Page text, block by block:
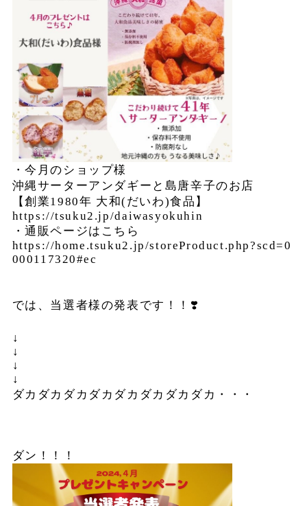
・今月のショップ様
沖縄サーターアンダギーと島唐辛子のお店
【創業1980年 大和(だいわ)食品】
https://tsuku2.jp/daiwasyokuhin
・通販ページはこちら
https://home.tsuku2.jp/storeProduct.php?scd=0
000117320#ec
では、当選者様の発表です！！❣️
↓
↓
↓
↓
ダカダカダカダカダカダカダカダカ・・・
ダン！！！